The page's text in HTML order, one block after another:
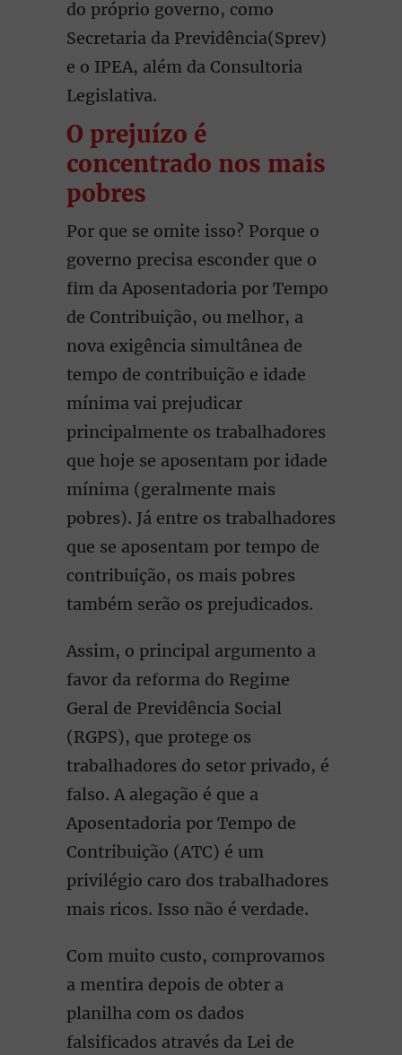
do próprio governo, como
Secretaria da Previdência(Sprev)
e o IPEA, além da Consultoria
Legislativa.
O prejuízo é
concentrado nos mais
pobres
Por que se omite isso? Porque o
governo precisa esconder que o
fim da Aposentadoria por Tempo
de Contribuição, ou melhor, a
nova exigência simultânea de
tempo de contribuição e idade
mínima vai prejudicar
principalmente os trabalhadores
que hoje se aposentam por idade
mínima (geralmente mais
pobres). Já entre os trabalhadores
que se aposentam por tempo de
contribuição, os mais pobres
também serão os prejudicados.
Assim, o principal argumento a
favor da reforma do Regime
Geral de Previdência Social
(RGPS), que protege os
trabalhadores do setor privado, é
falso. A alegação é que a
Aposentadoria por Tempo de
Contribuição (ATC) é um
privilégio caro dos trabalhadores
mais ricos. Isso não é verdade.
Com muito custo, comprovamos
a mentira depois de obter a
planilha com os dados
falsificados através da Lei de